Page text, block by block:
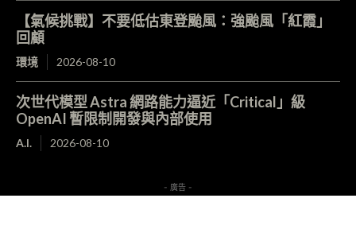
【氣候挑戰】不要低估東登颱風：強颱風「紅霞」
回顧
環境 2026-08-10
次世代模型 Astra 網路能力逼近「Critical」級
OpenAI 暫限制開發與內部使用
A.I. 2026-08-10
- 廣告 -